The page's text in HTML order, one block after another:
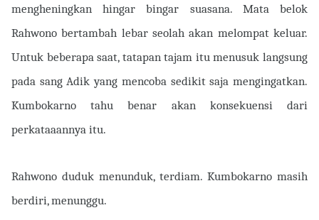
mengheningkan hingar bingar suasana. Mata belok
Rahwono bertambah lebar seolah akan melompat keluar.
Untuk beberapa saat, tatapan tajam itu menusuk langsung
pada sang Adik yang mencoba sedikit saja mengingatkan.
Kumbokarno tahu benar akan konsekuensi dari
perkataaannya itu.
Rahwono duduk menunduk, terdiam. Kumbokarno masih
berdiri, menunggu.